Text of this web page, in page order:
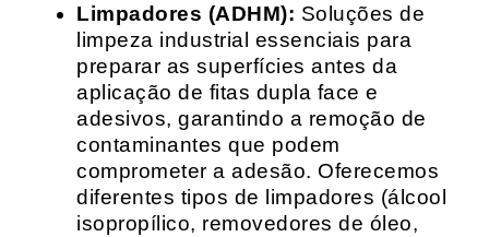
Limpadores (ADHM): Soluções de
limpeza industrial essenciais para
preparar as superfícies antes da
aplicação de fitas dupla face e
adesivos, garantindo a remoção de
contaminantes que podem
comprometer a adesão. Oferecemos
diferentes tipos de limpadores (álcool
isopropílico, removedores de óleo,